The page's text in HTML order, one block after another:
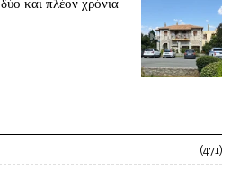
και πλέον χρόνια
471